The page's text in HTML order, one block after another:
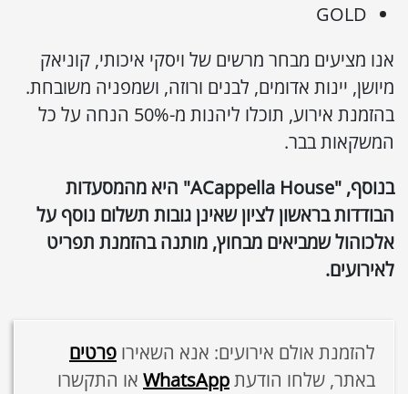
GOLD
אנו מציעים מבחר מרשים של ויסקי איכותי, קוניאק
מיושן, יינות אדומים, לבנים ורוזה, ושמפניה משובחת.
בהזמנת אירוע, תוכלו ליהנות מ-50% הנחה על כל
המשקאות בבר.
בנוסף, "ACappella House"
היא מהמסעדות
הבודדות בראשון לציון שאינן גובות תשלום נוסף על
אלכוהול שמביאים מבחוץ, מותנה בהזמנת תפריט
לאירועים.
להזמנת אולם אירועים: אנא השאירו פרטים
באתר, שלחו הודעתWhatsApp או התקשרו